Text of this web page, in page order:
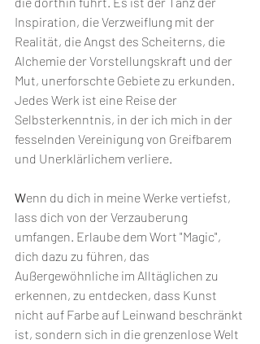
Inspiration, die Verzweiflung mit der
Realität, die Angst des Scheiterns, die
Alchemie der Vorstellungskraft und der
Mut, unerforschte Gebiete zu erkunden.
Jedes Werk ist eine Reise der
Selbsterkenntnis, in der ich mich in der
fesselnden Vereinigung von Greifbarem
und Unerklärlichem verliere.
Wenn du dich in meine Werke vertiefst,
lass dich von der Verzauberung
umfangen. Erlaube dem Wort "Magic",
dich dazu zu führen, das
Außergewöhnliche im Alltäglichen zu
erkennen, zu entdecken, dass Kunst
nicht auf Farbe auf Leinwand beschränkt
ist, sondern sich in die grenzenlose Welt